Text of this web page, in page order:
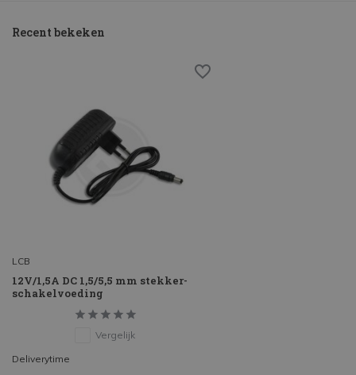
Recent bekeken
LCB
12V/1,5A DC 1,5/5,5 mm stekker-
schakelvoeding
Vergelijk
Deliverytime